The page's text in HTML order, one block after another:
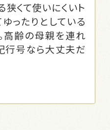
くて使いにくいト
ったりとしている
高齢の母親を連れ
行号なら大丈夫だ